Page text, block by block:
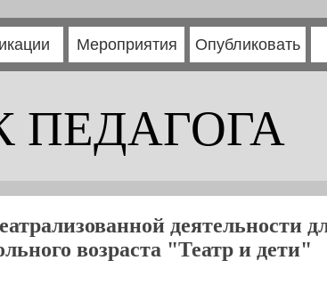
Мероприятия Опубликовать
ПЕДАГОГА
деятельности
возраста "Театр и дети"